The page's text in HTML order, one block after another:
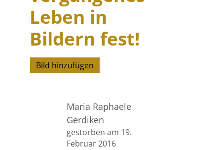
Leben in
Bildern fest!
Bild hinzufügen
Maria Raphaele
Gerdiken
gestorben am 19.
Februar 2016